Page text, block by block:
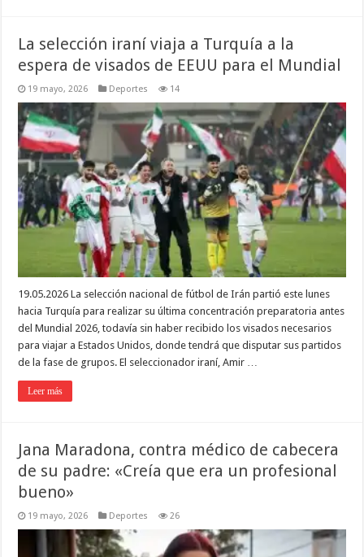
La selección iraní viaja a Turquía a la
espera de visados de EEUU para el Mundial
19 mayo, 2026 Deportes 14
19.05.2026 La selección nacional de fútbol de Irán partió este lunes
hacia Turquía para realizar su última concentración preparatoria antes
del Mundial 2026, todavía sin haber recibido los visados necesarios
para viajar a Estados Unidos, donde tendrá que disputar sus partidos
de la fase de grupos. El seleccionador iraní, Amir …
Leer más
Jana Maradona, contra médico de cabecera
de su padre: «Creía que era un profesional
bueno»
19 mayo, 2026 Deportes 26